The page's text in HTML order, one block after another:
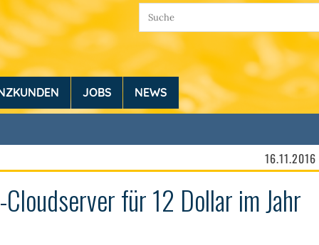
JOBS NEWS
16.11.2016
Cloudserver für 12 Dollar im Jahr